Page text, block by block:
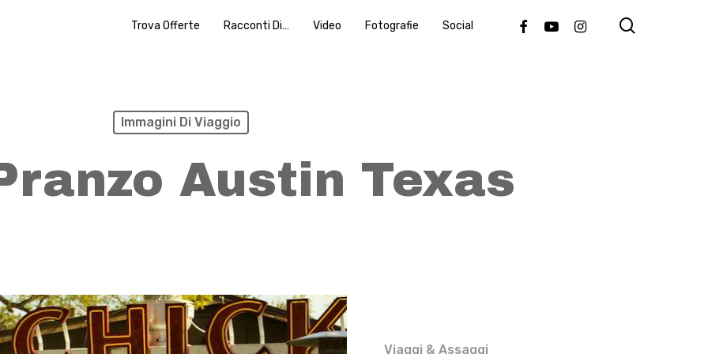
Trova Offerte Racconti Di… Video Fotografie Social FacebookYoutubeInstagram
Immagini Di Viaggio
Austin Texas
Viaggi & Assaggi